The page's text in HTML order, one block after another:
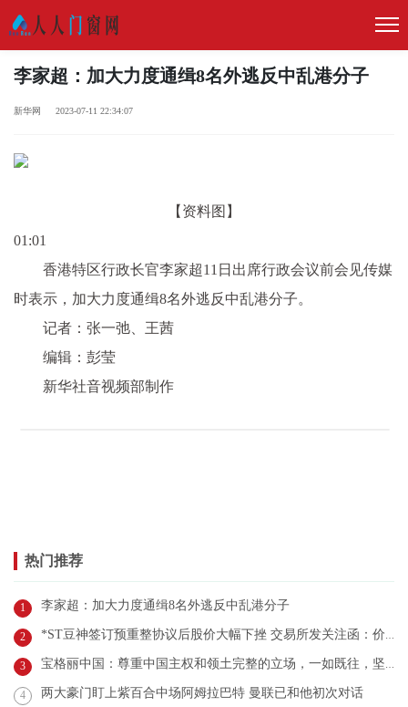
李家超：加大力度通缉8名外逃反中乱港分子
新华网 2023-07-11 22:34:07
【资料图】
01:01
香港特区行政长官李家超11日出席行政会议前会见传媒
时表示，加大力度通缉8名外逃反中乱港分子。
记者：张一弛、王茜
编辑：彭莹
新华社音视频部制作
热门推荐
1 李家超：加大力度通缉8名外逃反中乱港分子
2 *ST豆神签订预重整协议后股价大幅下挫 交易所发关注函：价格是否合理？
3 宝格丽中国：尊重中国主权和领土完整的立场，一如既往，坚定不移
4 两大豪门盯上紫百合中场阿姆拉巴特 曼联已和他初次对话